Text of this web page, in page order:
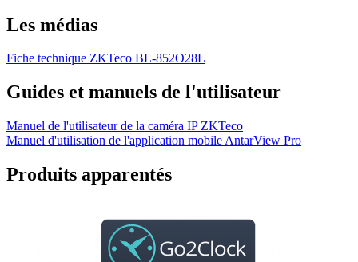
Les médias
Fiche technique ZKTeco BL-852O28L
Guides et manuels de l'utilisateur
Manuel de l'utilisateur de la caméra IP ZKTeco
Manuel d'utilisation de l'application mobile AntarView Pro
Produits apparentés